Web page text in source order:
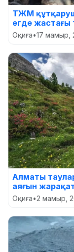
ТЖМ
егде жастағы
Оқиға•17 мамыр,
Алматы
аяғын
Оқиға•2 мамыр,